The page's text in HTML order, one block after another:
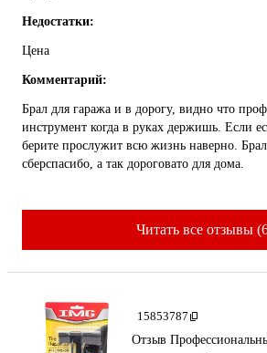
Недостатки:
Цена
Комментарий:
Брал для гаража и в дорогу, видно что
инструмент когда в руках держишь. Если
берите прослужит всю жизнь наверно.
сберспасибо, а так дороговато для дома.
Читать все отзывы
15853787
Отзыв